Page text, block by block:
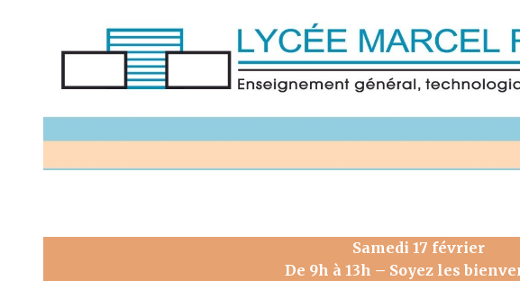
Samedi 17 février
De 9h à 13h – Soyez les